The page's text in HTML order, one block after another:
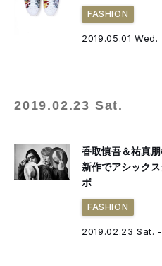
FASHION
2019.05.01 Wed.
2019.02.23 Sat.
香取慎吾＆祐真
新作でアシック
ボ
FASHION
2019.02.23 Sat.